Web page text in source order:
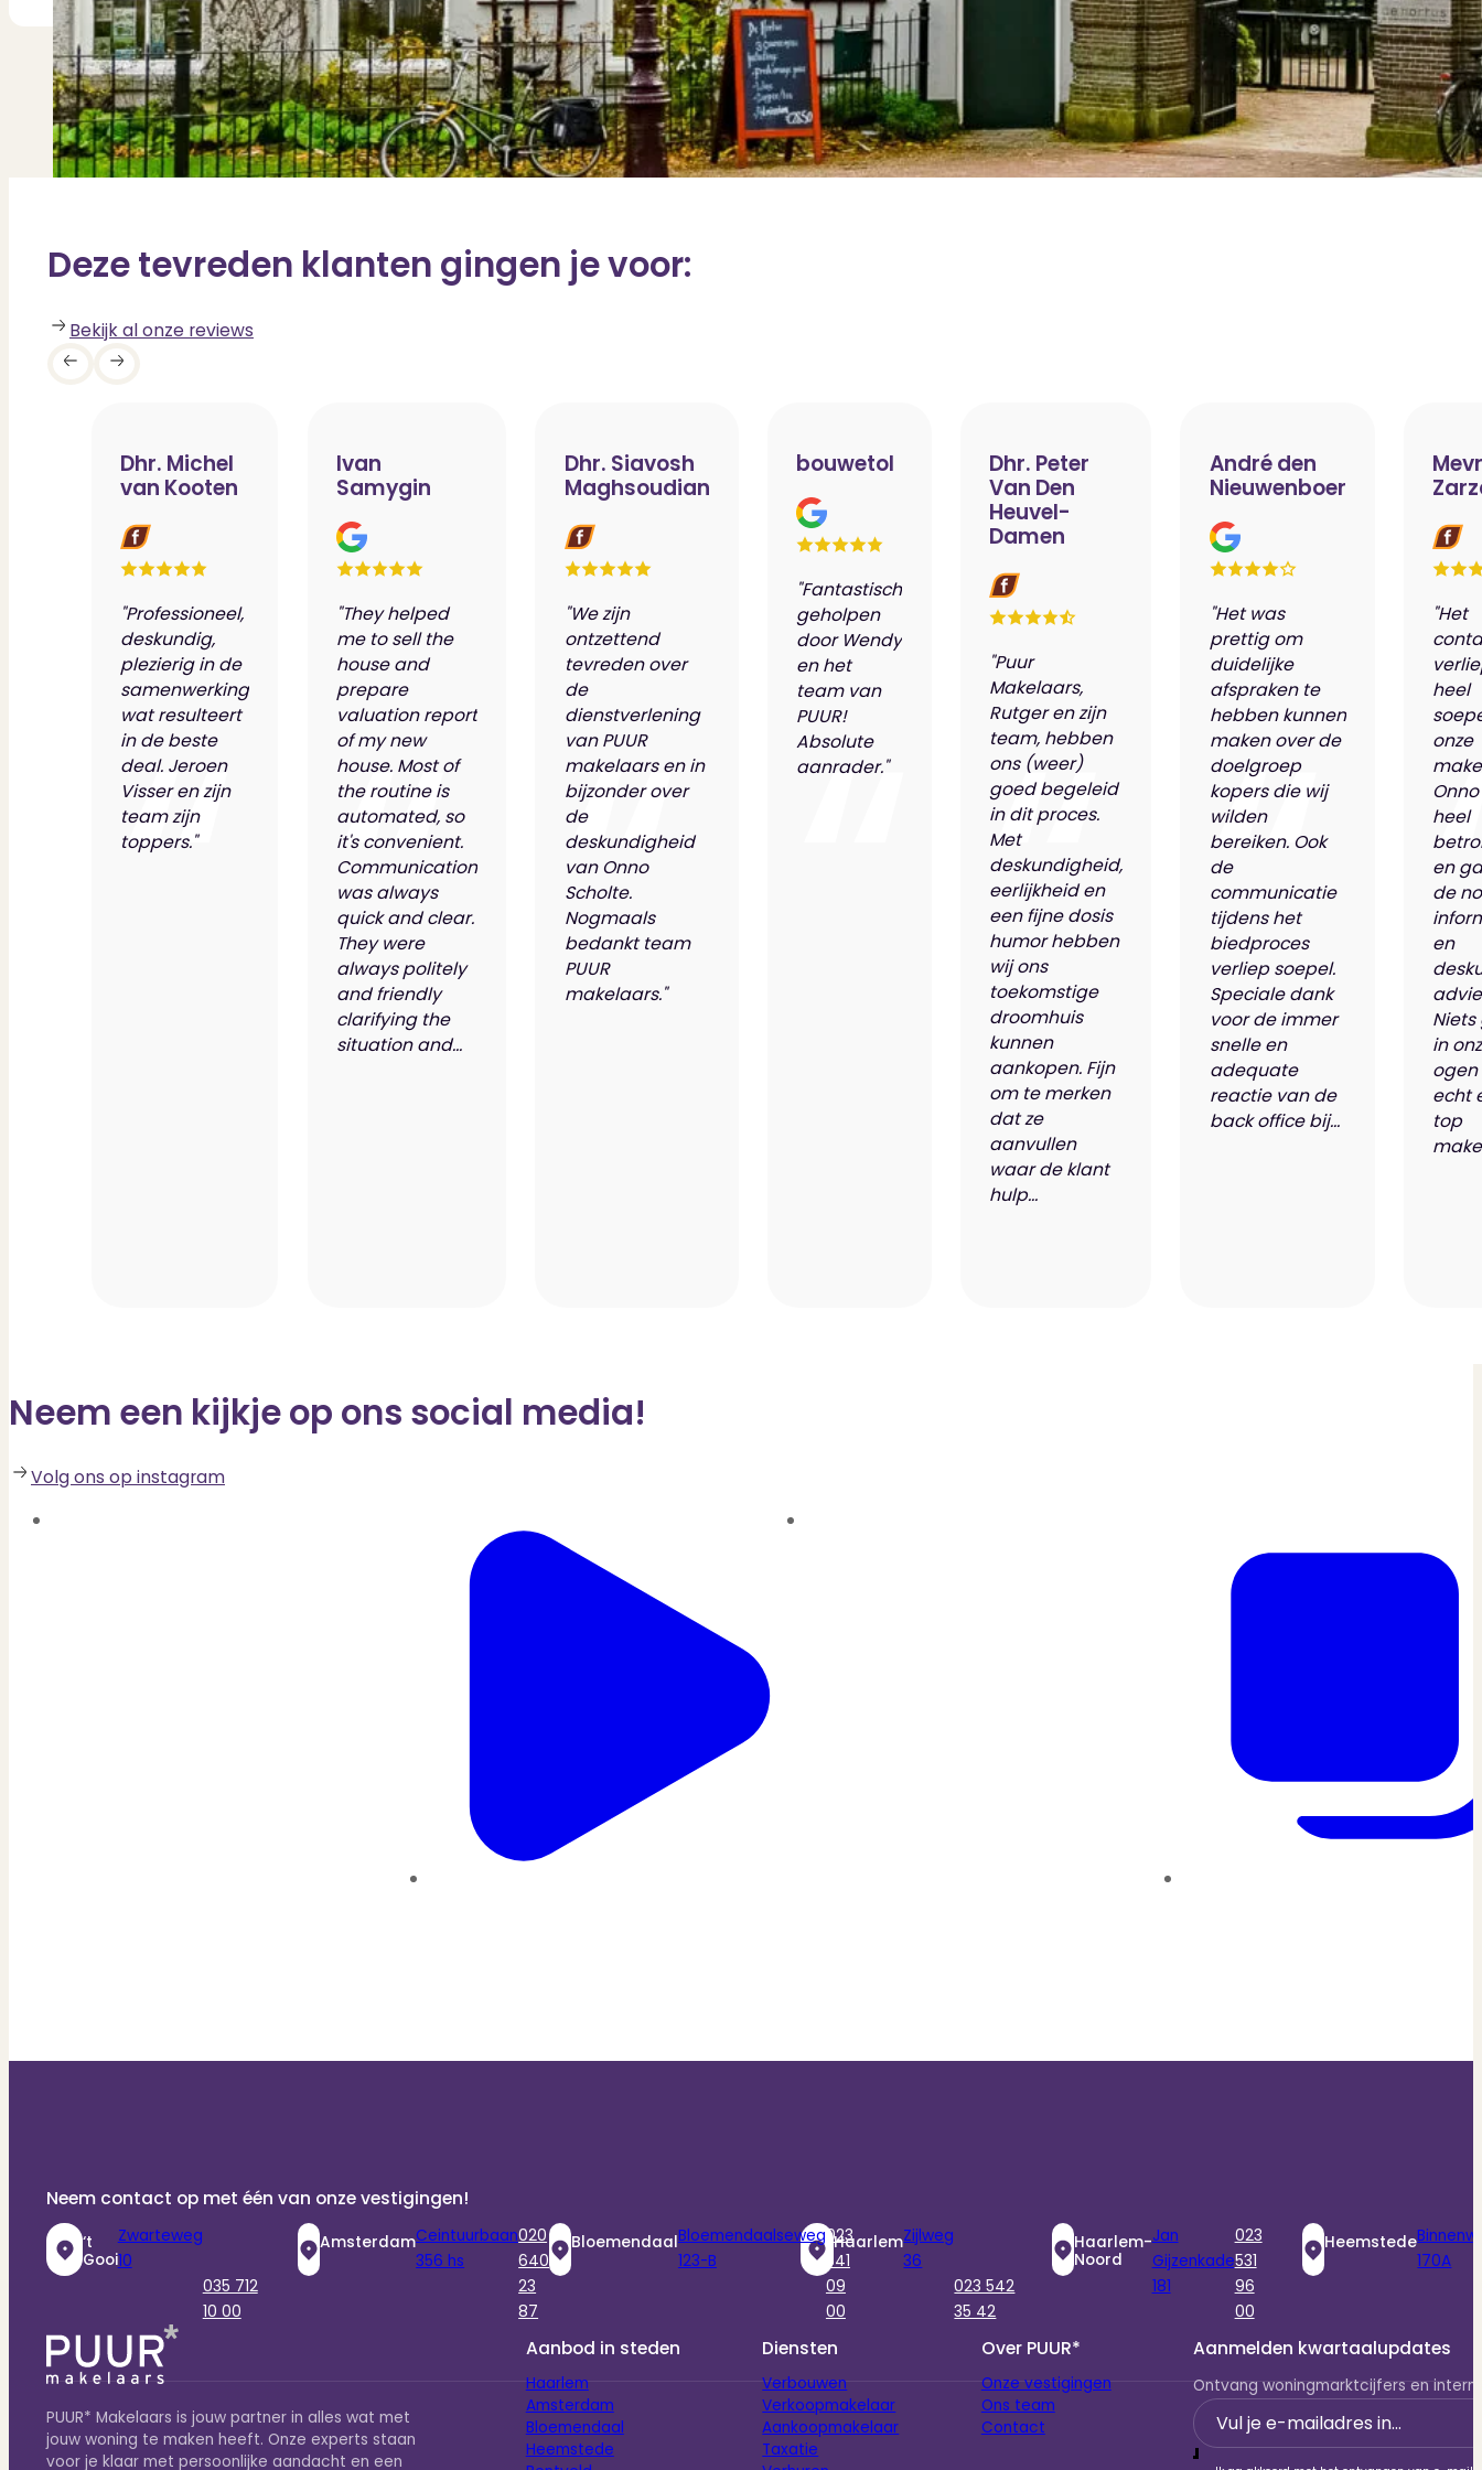
ContactBekijk Vestigingen
Deze tevreden klanten gingen je voor:
Bekijk al onze reviews
Dhr. Michel
van Kooten
"Professioneel,
deskundig,
plezierig in de
samenwerking
wat resulteert
in de beste
deal. Jeroen
Visser en zijn
team zijn
toppers."
Ivan
Samygin
"They helped
me to sell the
house and
prepare
valuation report
of my new
house. Most of
the routine is
automated, so
it's convenient.
Communication
was always
quick and clear.
They were
always politely
and friendly
clarifying the
situation and...
Dhr. Siavosh
Maghsoudian
"We zijn
ontzettend
tevreden over
de
dienstverlening
van PUUR
makelaars en in
bijzonder over
de
deskundigheid
van Onno
Scholte.
Nogmaals
bedankt team
PUUR
makelaars."
bouwetol
"Fantastisch
geholpen
door Wendy
en het
team van
PUUR!
Absolute
aanrader."
Dhr. Peter
Van Den
Heuvel-
Damen
"Puur
Makelaars,
Rutger en zijn
team, hebben
ons (weer)
goed begeleid
in dit proces.
Met
deskundigheid,
eerlijkheid en
een fijne dosis
humor hebben
wij ons
toekomstige
droomhuis
kunnen
aankopen. Fijn
om te merken
dat ze
aanvullen
waar de klant
hulp...
André den
Nieuwenboer
"Het was
prettig om
duidelijke
afspraken te
hebben kunnen
maken over de
doelgroep
kopers die wij
wilden
bereiken. Ook
de
communicatie
tijdens het
biedproces
verliep soepel.
Speciale dank
voor de immer
snelle en
adequate
reactie van de
back office bij...
"Het
heel
onze
heel
en
de
en
in
ogen
echt
top
Neem een kijkje op ons social media!
Volg ons op instagram
Neem contact op met één van onze vestigingen!
‘t
Gooi
Zwarteweg
10
035 712
10 00
AmsterdamCeintuurbaan
356 hs
020
640
23
87
BloemendaalBloemendaalseweg
123-B
023
541
09
00
HaarlemZijlweg
36
023 542
35 42
Haarlem-
Noord
Jan
Gijzenkade
181
023
531
96
00
Heemstede
170A
PUUR* Makelaars is jouw partner in alles wat met
jouw woning te maken heeft. Onze experts staan
voor je klaar met persoonlijke aandacht en een
Aanbod in steden
Haarlem
Amsterdam
Bloemendaal
Heemstede
Diensten
Verbouwen
Verkoopmakelaar
Aankoopmakelaar
Taxatie
Over PUUR*
Onze vestigingen
Ons team
Contact
Aanmelden kwartaalupdates
Ontvang woningmarktcijfers en
Section